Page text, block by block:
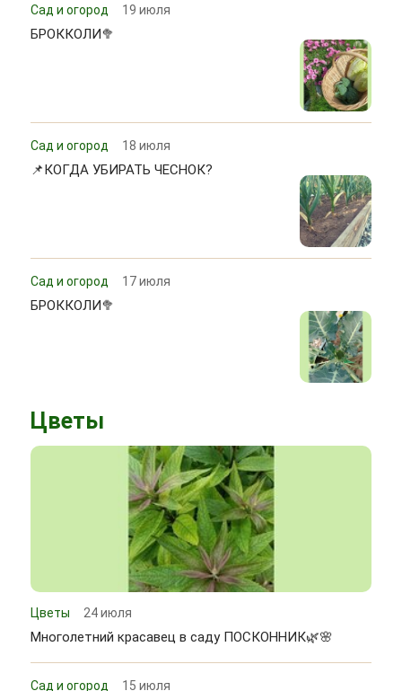
Сад и огород 19 июля
БРОККОЛИ🥦
Сад и огород 18 июля
📌КОГДА УБИРАТЬ ЧЕСНОК?
Сад и огород 17 июля
БРОККОЛИ🥦
Цветы
Цветы 24 июля
Многолетний красавец в саду ПОСКОННИК🌿🌸
Сад и огород 15 июля